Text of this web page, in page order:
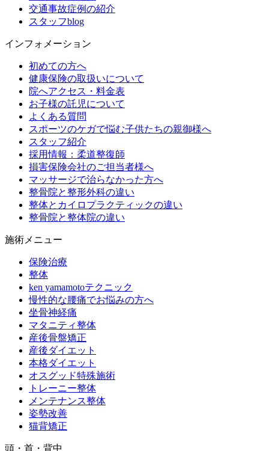
交通事故症例の紹介
スタッフblog
インフォメーション
初めての方へ
健康保険の取扱いについて
院へアクセス・料金表
お子様の託児について
よくある質問
スポーツのケガで悩む子供たちの親御様へ
スタッフ紹介
採用情報：柔道整復師
損害保険会社のご担当者様へ
マッサージで治らなかった方へ
整骨院と整形外科の違い
整体とカイロプラクティックの違い
整骨院と整体院の違い
施術メニュー
保険治療
整体
ken yamamotoテクニック
慢性的な腰痛でお悩みの方へ
坐骨神経痛
マタニティ整体
産後骨盤矯正
産後ダイエット
本格ダイエット
オスグッド特殊施術
トレーニー整体
メンテナンス整体
姿勢改善
猫背矯正
頭・首・背中